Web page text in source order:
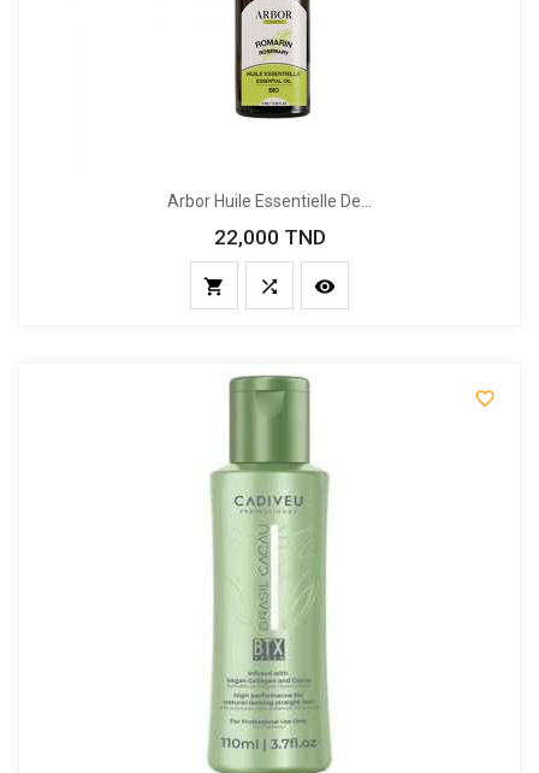
Arbor Huile Essentielle De...
Prix
22,000 TND
  
